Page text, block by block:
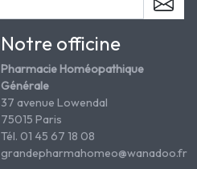
Notre officine
Pharmacie Homéopathique
Générale
37 avenue Lowendal
75015 Paris
Tél. 01 45 67 18 08
grandepharmahomeo@wanadoo.fr